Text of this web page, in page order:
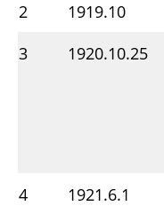
2
1919.10
3
1920.10.25
4
1921.6.1